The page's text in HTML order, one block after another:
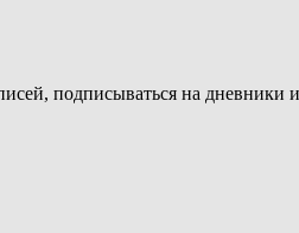
подписываться на дневники